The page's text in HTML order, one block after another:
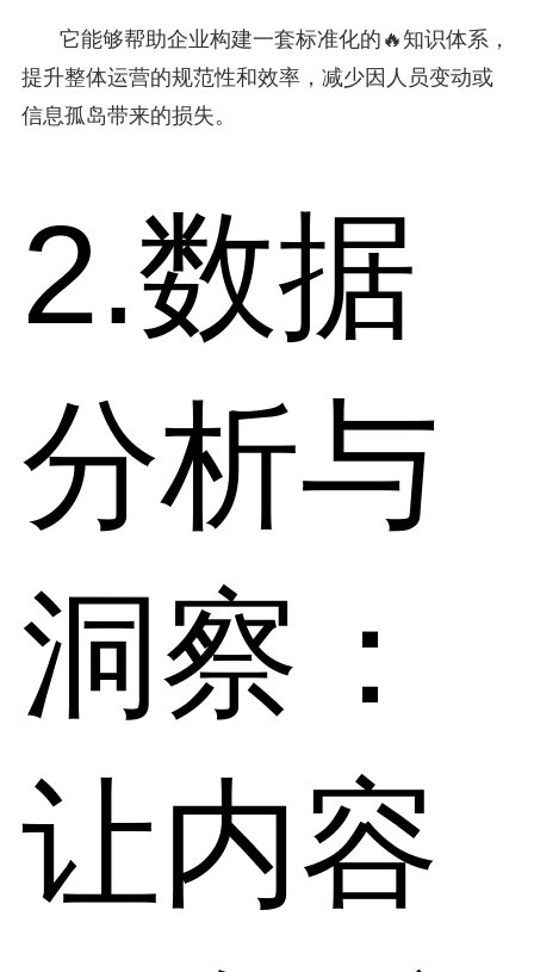
它能够帮助企业构建一套标准化的🔥知识体系，
提升整体运营的规范性和效率，减少因人员变动或
信息孤岛带来的损失。
2.数据
分析与
洞察：
让内容